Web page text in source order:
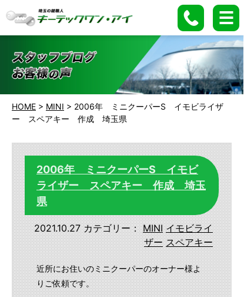
HOME > MINI > 2006年 ミニクーパーS イモビライザ
ー スペアキー 作成 埼玉県
2006年 ミニクーパーS イモビ
ライザー スペアキー 作成 埼玉
県
2021.10.27 カテゴリー： MINI イモビライ
ザー スペアキー
近所にお住いのミニクーパーのオーナー様よ
りご依頼です。